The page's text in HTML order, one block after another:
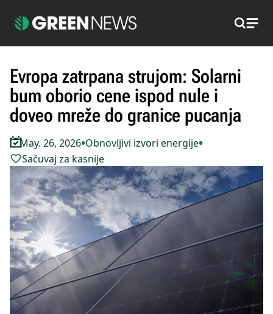
Pretraži
Evropa zatrpana strujom: Solarni
bum oborio cene ispod nule i
doveo mreže do granice pucanja
May. 26, 2026•Obnovljivi izvori energije•
Sačuvaj za kasnije